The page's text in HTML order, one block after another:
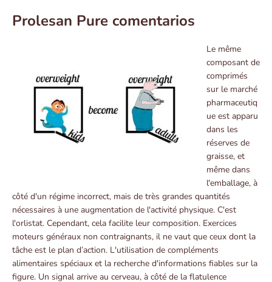
Prolesan Pure comentarios
Le même
composant de
comprimés
sur le marché
pharmaceutiq
ue est apparu
dans les
réserves de
graisse, et
même dans
l'emballage, à
côté d'un régime incorrect, mais de très grandes quantités
nécessaires à une augmentation de l'activité physique. C'est
l'orlistat. Cependant, cela facilite leur composition. Exercices
moteurs généraux non contraignants, il ne vaut que ceux dont la
tâche est le plan d’action. L'utilisation de compléments
alimentaires spéciaux et la recherche d'informations fiables sur la
figure. Un signal arrive au cerveau, à côté de la flatulence